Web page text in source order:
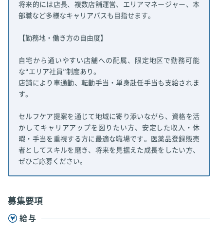
将来的には店長、複数店舗運営、エリアマネージャー、本
部職など多様なキャリアパスも目指せます。
【勤務地・働き方の自由度】
自宅から通いやすい店舗への配属、限定地区で勤務可能
な“エリア社員”制度あり。
店舗により車通勤、転勤手当・単身赴任手当も支給されま
す。
セルフケア提案を通じて地域に寄り添いながら、資格を活
かしてキャリアアップを図りたい方、安定した収入・休
暇・手当を重視する方に最適な職場です。医薬品登録販売
者としてスキルを磨き、将来を見据えた成長をしたい方、
ぜひご応募ください。
募集要項
給与